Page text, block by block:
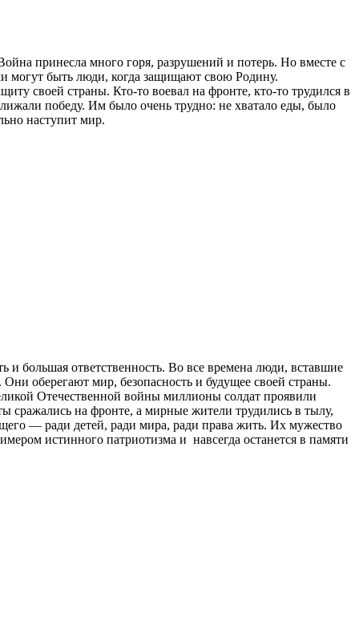
принесла много горя, разрушений и потерь. Но вместе с
могут быть люди, когда защищают свою Родину.
своей страны. Кто-то воевал на фронте, кто-то трудился в
победу. Им было очень трудно: не хватало еды, было
наступит мир.
большая ответственность. Во все времена люди, вставшие
оберегают мир, безопасность и будущее своей страны.
Отечественной войны миллионы солдат проявили
сражались на фронте, а мирные жители трудились в тылу,
— ради детей, ради мира, ради права жить. Их мужество
истинного патриотизма и навсегда останется в памяти